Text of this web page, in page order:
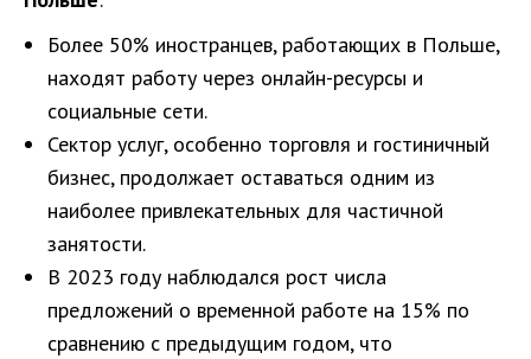
Более 50% иностранцев, работающих в Польше,
находят работу через онлайн-ресурсы и
социальные сети.
Сектор услуг, особенно торговля и гостиничный
бизнес, продолжает оставаться одним из
наиболее привлекательных для частичной
занятости.
В 2023 году наблюдался рост числа
предложений о временной работе на 15% по
сравнению с предыдущим годом, что